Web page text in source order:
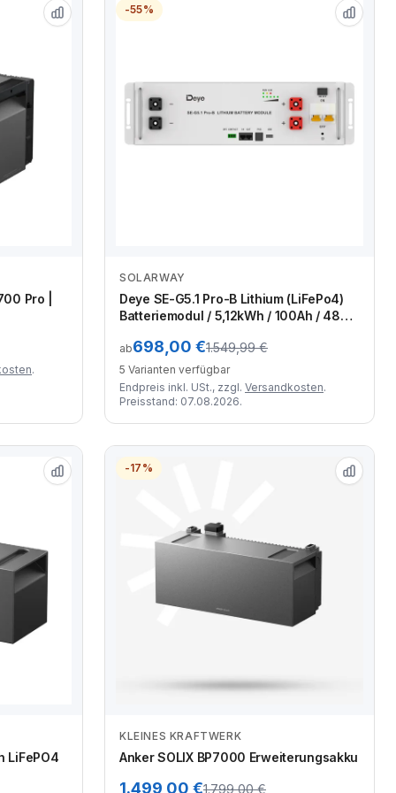
Pro |
.
-55%
SOLARWAY
Deye SE-G5.1 Pro-B Lithium (LiFePo4)
Batteriemodul / 5,12kWh / 100Ah / 48V /
ab698,00 €1.549,99 €
5 Varianten verfügbar
Endpreis inkl. USt., zzgl. Versandkosten.
Preisstand: 07.08.2026.
LiFePO4
-17%
Zum Angebot
KLEINES KRAFTWERK
Anker SOLIX BP7000 Erweiterungsakku
1.499,00 €1.799,00 €